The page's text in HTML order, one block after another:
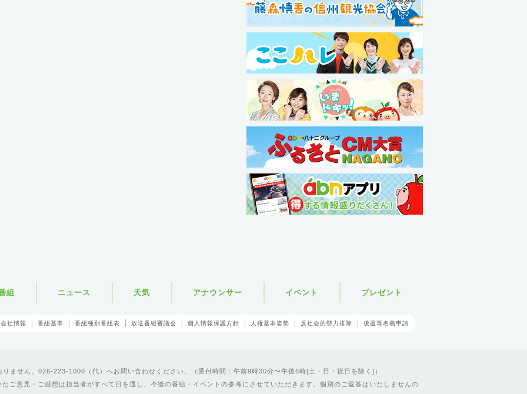
組 ニュース 天気 アナウンサー イベント プレゼント
会社情報 番組基準 番組種別番組表 放送番組審議会 個人情報保護方針 人権基本姿勢 反社会的勢力排除 後援等名義申請
ません。026-223-1000（代）へお問い合わせください。（受付時間：午前9時30分〜午後6時[土・日・祝日を除く]）
たご意見・ご感想は担当者がすべて目を通し、今後の番組・イベントの参考にさせていただきます。個別のご返答はいたしませんの